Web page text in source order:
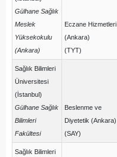
Gülhane Sağlık
Meslek
Yüksekokulu
(Ankara)
Eczane Hizmetleri
(Ankara)
(TYT)
Sağlık Bilimleri
Üniversitesi
(İstanbul)
Gülhane Sağlık
Bilimleri
Fakültesi
Beslenme ve
Diyetetik (Ankara)
(SAY)
Sağlık Bilimleri